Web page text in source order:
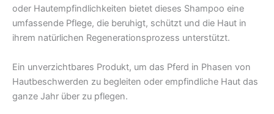
oder Hautempfindlichkeiten bietet dieses Shampoo eine
umfassende Pflege, die beruhigt, schützt und die Haut in
ihrem natürlichen Regenerationsprozess unterstützt.
Ein unverzichtbares Produkt, um das Pferd in Phasen von
Hautbeschwerden zu begleiten oder empfindliche Haut das
ganze Jahr über zu pflegen.